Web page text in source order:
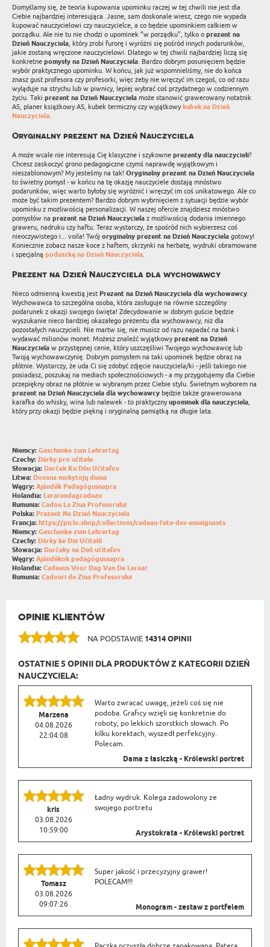
Domyślamy się, że teoria kupowania upominku raczej w tej chwili nie jest dla
Ciebie najbardziej interesująca. Jasne, sam doskonale wiesz, czego nie wypada
kupować nauczycielowi czy nauczycielce, a co będzie upominkiem całkiem w
porządku. Ale nie tu nie chodzi o upominek “w porządku”, tylko o prezent na
Dzień Nauczyciela, który zrobi furorę i wyróżni się pośród innych podarunków,
jakie zostaną wręczone nauczycielowi. Dlatego w tej chwili najbardziej liczą się
konkretne pomysły na Dzień Nauczyciela. Bardzo dobrym posunięciem będzie
wybór praktycznego upominku. W końcu, jak już wspomnieliśmy, nie do końca
znasz gust profesora czy profesorki, więc żeby nie wręczyć im czegoś, co od razu
wyląduje na strychu lub w piwnicy, lepiej wybrać coś przydatnego w codziennym
życiu. Taki prezent na Dzień Nauczyciela może stanowić grawerowany notatnik
A5, planer książkowy A5, kubek termiczny czy wyjątkowykubek na Dzień
Nauczyciela.
Oryginalny prezent na Dzień Nauczyciela
A może wcale nie interesują Cię klasyczne i szykowne prezenty dla nauczycieli?
Chcesz zaskoczyć grono pedagogiczne czymś naprawdę wyjątkowym i
nieszablonowym? My jesteśmy na tak! Oryginalny prezent na Dzień Nauczyciela
to świetny pomysł - w końcu na tę okazję nauczyciele dostają mnóstwo
podarunków, więc warto byłoby się wyróżnić i wręczyć im coś unikatowego. Ale co
może być takim prezentem? Bardzo dobrym wybrnięciem z sytuacji będzie wybór
upominku z możliwością personalizacji. W naszej ofercie znajdziesz mnóstwo
pomysłów na prezent na Dzień Nauczyciela z możliwością dodania imiennego
graweru, nadruku czy haftu. Teraz wystarczy, że spośród nich wybierzesz coś
nieoczywistego i... voila! Twój oryginalny prezent na Dzień Nauczyciela gotowy!
Koniecznie zobacz nasze koce z haftem, skrzynki na herbatę, wydruki obramowane
i specjalną poduszkę na Dzień Nauczyciela.
Prezent na Dzień Nauczyciela dla wychowawcy
Nieco odmienną kwestią jest Prezent na Dzień Nauczyciela dla wychowawcy.
Wychowawca to szczególna osoba, która zasługuje na równie szczególny
podarunek z okazji swojego święta! Zdecydowanie w dobrym guście będzie
wyszukanie nieco bardziej okazałego prezentu dla wychowawcy, niż dla
pozostałych nauczycieli. Nie martw się, nie musisz od razu napadać na bank i
wydawać milionów monet. Możesz znaleźć wyjątkowyprezent na Dzień
Nauczyciela w przystępnej cenie, który uszczęśliwi Twojego wychowawcę lub
Twoją wychowawczynię. Dobrym pomysłem na taki upominek będzie obraz na
płótnie. Wystarczy, że uda Ci się zdobyć zdjęcie nauczyciela/ki - jeśli takiego nie
posiadasz, poszukaj na mediach społecznościowych - a my przygotujemy dla Ciebie
przepiękny obraz na płótnie w wybranym przez Ciebie stylu. Świetnym wyborem na
prezent na Dzień Nauczyciela dla wychowawcy będzie także grawerowana
karafka do whisky, wina lub nalewek - to praktycznyupominek dla nauczyciela,
który przy okazji będzie piękną i oryginalną pamiątką na długie lata.
Niemcy: Geschenke zum Lehrertag
Czechy: Dárky pro učitele
Słowacja: Darček Ku Dňu Učiteľov
Litwa: Dovana mokytojų diena
Węgry: Ajándék Pedagógusnapra
Holandia: Lerarendagcadeau
Rumunia: Cadou La Ziua Profesorului
Polska: Prezent Na Dzień Nauczyciela
Francja: https://piclo.shop/collections/cadeau-fete-des-enseignants
Niemcy: Geschenke zum Lehrertag
Czechy: Dárky ke Dni Učitelů
Słowacja: Darčeky na Deň učiteľov
Węgry: Ajándékok pedagógusnapra
Holandia: Cadeaus Voor Dag Van De Leraar
Rumunia: Cadouri de Ziua Profesorului
OPINIE KLIENTÓW
NA PODSTAWIE 14314 OPINII
OSTATNIE 5 OPINII DLA PRODUKTÓW Z KATEGORII DZIEŃ
NAUCZYCIELA:
Marzena
04.08.2026
22:04:08
Warto zwracać uwagę, jeżeli coś się nie
podoba. Graficy wzięli się konkretnie do
roboty, po lekkich szorstkich słowach. Po
kilku korektach, wyszedł perfekcyjny.
Polecam.
Dama z łasiczką - Królewski portret
kris
03.08.2026
10:59:00
Ładny wydruk. Kolega zadowolony ze
swojego portretu
Arystokrata - Królewski portret
Tomasz
03.08.2026
09:07:26
Super jakość i przecyzyjny grawer!
POLECAM!!!
Monogram - zestaw z portfelem